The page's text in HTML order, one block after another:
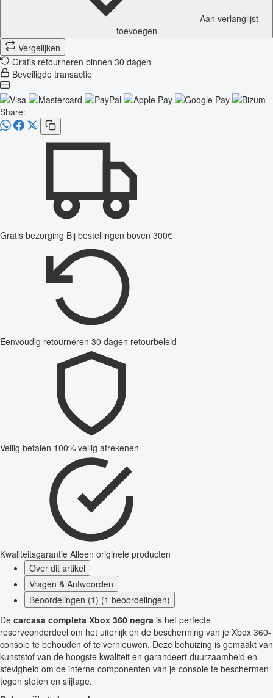
Aan verlanglijst
toevoegen
Vergelijken
Gratis retourneren binnen 30 dagen
Beveiligde transactie
Share:
Gratis bezorging Bij bestellingen boven 300€
Eenvoudig retourneren 30 dagen retourbeleid
Veilig betalen 100% veilig afrekenen
Kwaliteitsgarantie Alleen originele producten
Over dit artikel
Vragen & Antwoorden
Beoordelingen (1) (1 beoordelingen)
De carcasa completa Xbox 360 negra is het perfecte
reserveonderdeel om het uiterlijk en de bescherming van je Xbox 360-
console te behouden of te vernieuwen. Deze behuizing is gemaakt van
kunststof van de hoogste kwaliteit en garandeert duurzaamheid en
stevigheid om de interne componenten van je console te beschermen
tegen stoten en slijtage.